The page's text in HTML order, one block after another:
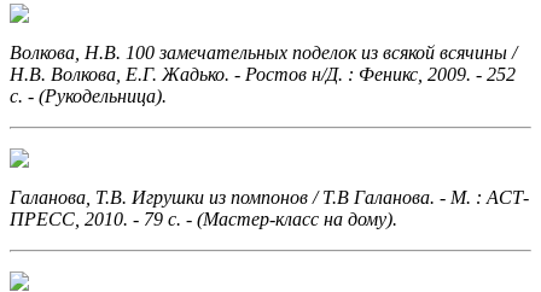
Волкова, Н.В. 100 замечательных поделок из всякой всячины /
Н.В. Волкова, Е.Г. Жадько. - Ростов н/Д. : Феникс, 2009. - 252
с. - (Рукодельница).
Галанова, Т.В. Игрушки из помпонов / Т.В Галанова. - М. : АСТ-
ПРЕСС, 2010. - 79 с. - (Мастер-класс на дому).